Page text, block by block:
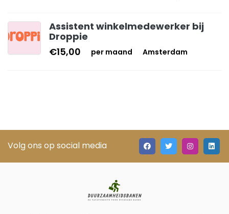
Assistent winkelmedewerker bij
Droppie
€15,00
per maand Amsterdam
Volg ons op social media